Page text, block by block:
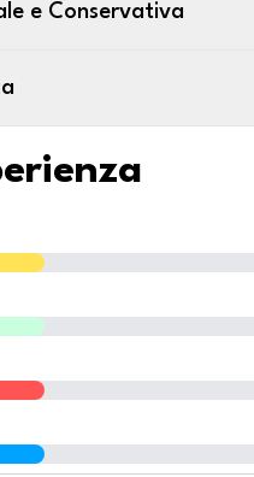
e Conservativa